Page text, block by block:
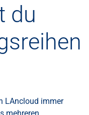
du
LAncloud immer
mehreren